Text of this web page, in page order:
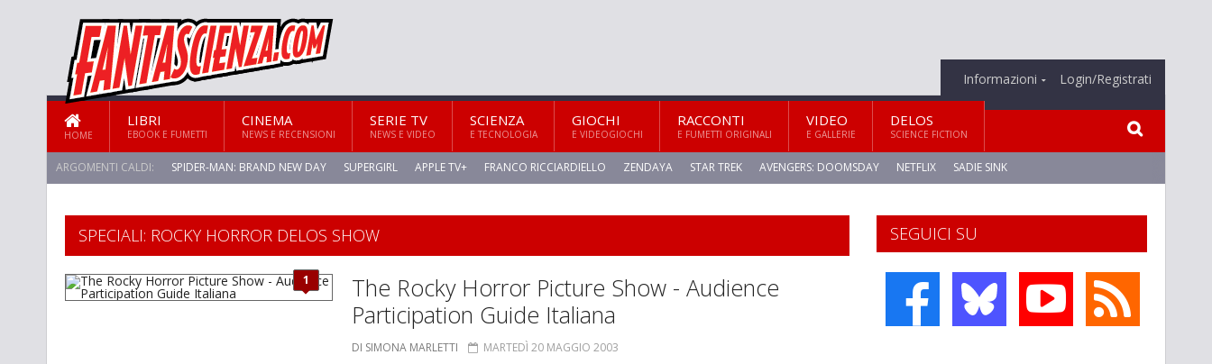
Informazioni Login/Registrati
HOME
LIBRI
EBOOK E FUMETTI
CINEMA
NEWS E RECENSIONI
SERIE TV
NEWS E VIDEO
SCIENZA
E TECNOLOGIA
GIOCHI
E VIDEOGIOCHI
RACCONTI
E FUMETTI ORIGINALI
VIDEO
E GALLERIE
DELOS
SCIENCE FICTION
ARGOMENTI CALDI: SPIDER-MAN: BRAND NEW DAY SUPERGIRL APPLE TV+ FRANCO RICCIARDIELLO ZENDAYA STAR TREK AVENGERS: DOOMSDAY NETFLIX SADIE SINK
SPECIALI: ROCKY HORROR DELOS SHOW
1
The Rocky Horror Picture Show - Audience
Participation Guide Italiana
DI SIMONA MARLETTI MARTEDÌ 20 MAGGIO 2003
SEGUICI SU